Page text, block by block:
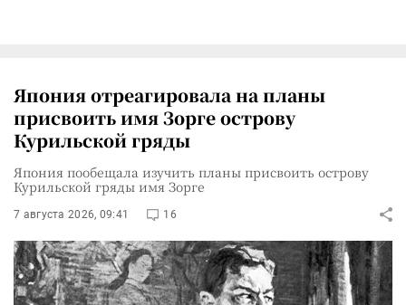
Япония отреагировала на планы
присвоить имя Зорге острову
Курильской гряды
Япония пообещала изучить планы присвоить острову
Курильской гряды имя Зорге
7 августа 2026, 09:41 16